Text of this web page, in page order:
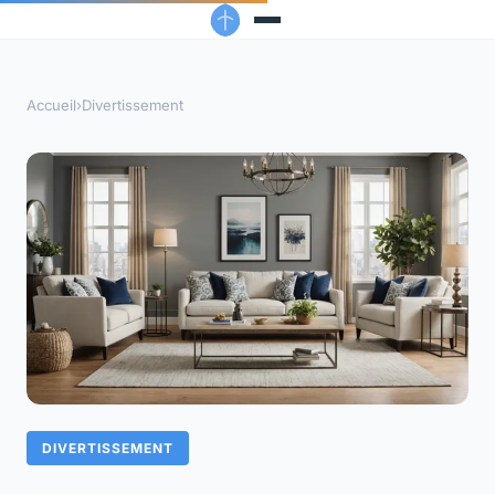
Accueil›Divertissement
DIVERTISSEMENT